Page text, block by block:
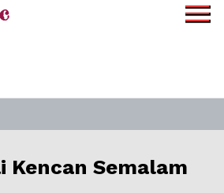
Kencan Semalam